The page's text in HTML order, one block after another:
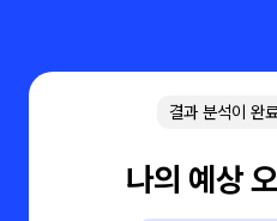
결과 분석이 완
나의 예상